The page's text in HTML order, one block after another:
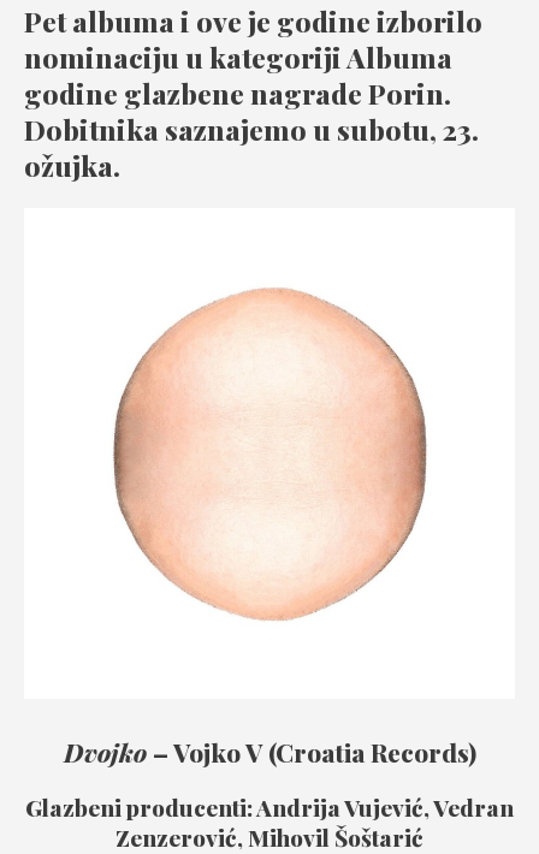
Pet albuma i ove je godine izborilo
nominaciju u kategoriji Albuma
godine glazbene nagrade Porin.
Dobitnika saznajemo u subotu, 23.
ožujka.
Dvojko– Vojko V (Croatia Records)
Glazbeni producenti: Andrija Vujević, Vedran
Zenzerović, Mihovil Šoštarić